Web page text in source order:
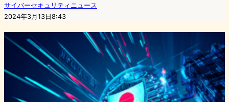
サイバーセキュリティニュース
2024年3月13日8:43